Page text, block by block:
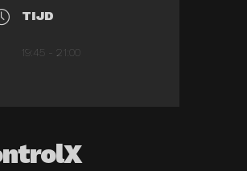
TIJD
19:45 - 21:00